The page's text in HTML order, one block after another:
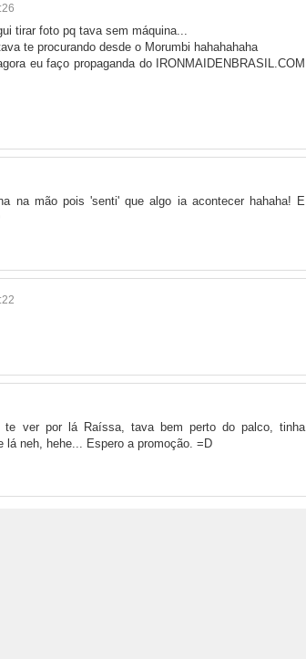
tirar foto pq tava sem máquina...
te procurando desde o Morumbi hahahahaha
eu faço propaganda do IRONMAIDENBRASIL.COM
na mão pois 'senti' que algo ia acontecer hahaha! E
te ver por lá Raíssa, tava bem perto do palco, tinha
lá neh, hehe... Espero a promoção. =D